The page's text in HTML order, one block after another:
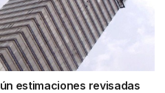
estimaciones revisadas